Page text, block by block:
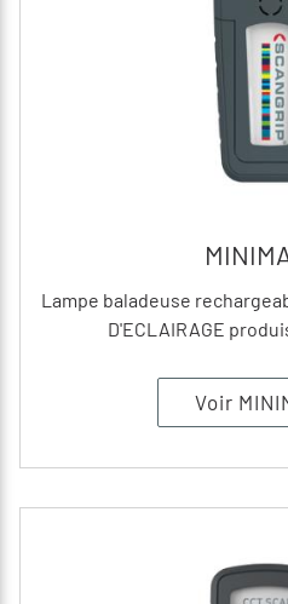
Lampe baladeuse
D'ECLAIRAGE
Voir